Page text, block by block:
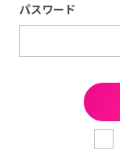
パスワード